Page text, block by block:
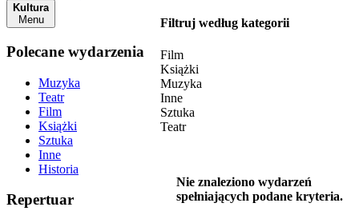
Kultura
Menu
Polecane wydarzenia
Muzyka
Teatr
Film
Książki
Sztuka
Inne
Historia
Repertuar
Filtruj według kategorii
Film
Książki
Muzyka
Inne
Sztuka
Teatr
Nie znaleziono wydarzeń
spełniających podane kryteria.